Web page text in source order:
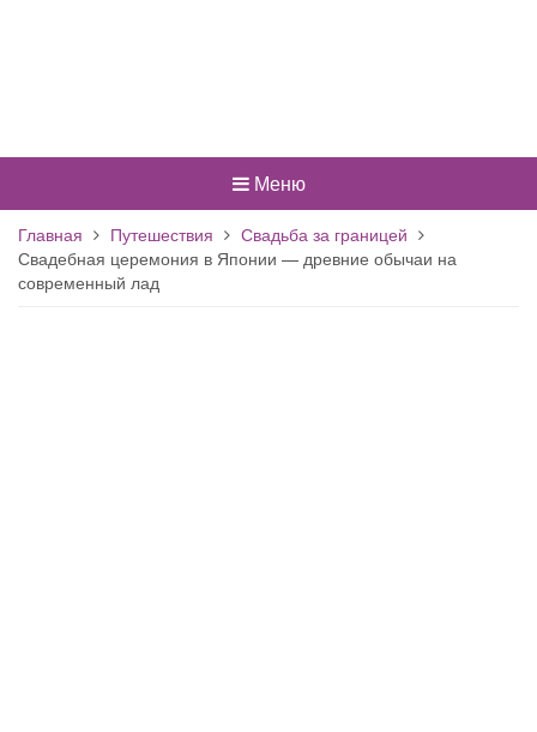
Меню
Главная Путешествия
Свадьба за границей
Свадебная церемония в Японии — древние обычаи на
современный лад